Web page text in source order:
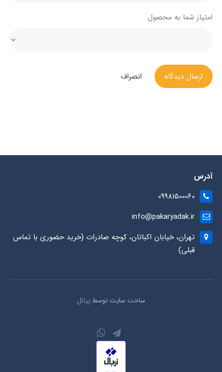
امتیاز شما به محصول
ارسال دیدگاه انصراف
آدرس
09981500060
info@pakaryadak.ir
تهران، خیابان اکباتان، کوچه صادرات (خرید حضوری با تماس
قبلی)
ساخت سایت توسطپرتال